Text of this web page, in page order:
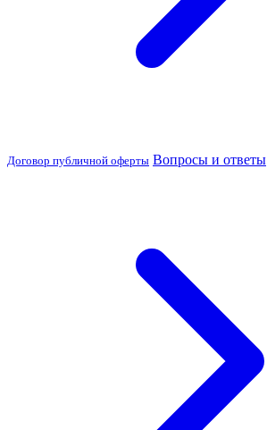
Договор публичной оферты Вопросы и ответы